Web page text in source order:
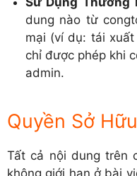
dung nào từ
mại (ví dụ: tái
chỉ được phép khi
admin.
Quyền Sở
Tất cả nội dung trên
không giới hạn ở bài